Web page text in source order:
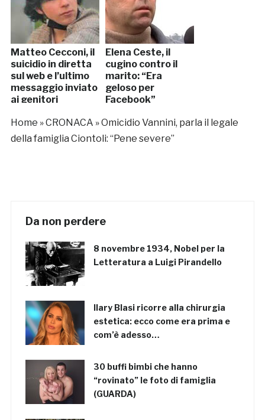
Matteo Cecconi, il
suicidio in diretta
sul web e l’ultimo
messaggio inviato
ai genitori
Elena Ceste, il
cugino contro il
marito: “Era
geloso per
Facebook”
Home »CRONACA »Omicidio Vannini, parla il legale
della famiglia Ciontoli: “Pene severe”
Da non perdere
8 novembre 1934, Nobel per la
Letteratura a Luigi Pirandello
Ilary Blasi ricorre alla chirurgia
estetica: ecco come era prima e
com’è adesso…
30 buffi bimbi che hanno
“rovinato” le foto di famiglia
(GUARDA)